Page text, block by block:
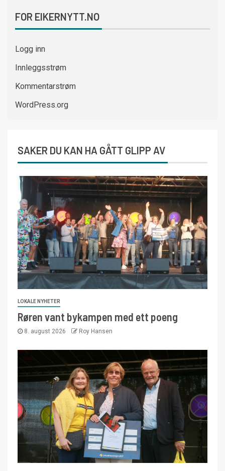
FOR EIKERNYTT.NO
Logg inn
Innleggsstrøm
Kommentarstrøm
WordPress.org
SAKER DU KAN HA GÅTT GLIPP AV
LOKALE NYHETER
Røren vant bykampen med ett poeng
8. august 2026 Roy Hansen